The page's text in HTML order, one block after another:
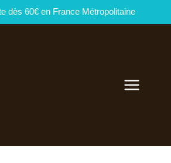
dès 60€ en France Métropolitaine